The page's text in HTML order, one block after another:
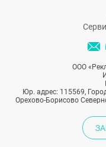
ООО
Юр. адрес: 115569,
Орехово-Борисово